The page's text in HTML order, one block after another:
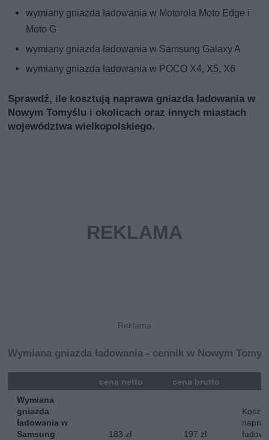
wymiany gniazda ładowania w Motorola Moto Edge i
Moto G
wymiany gniazda ładowania w Samsung Galaxy A
wymiany gniazda ładowania w POCO X4, X5, X6
Sprawdź, ile kosztują naprawa gniazda ładowania w
Nowym Tomyślu i okolicach oraz innych miastach
województwa wielkopolskiego.
Wymiana gniazda ładowania - cennik w Nowym
cena netto cena brutto
Wymiana
gniazda
ładowania w
Samsung
183 zł 197 zł
Koszt